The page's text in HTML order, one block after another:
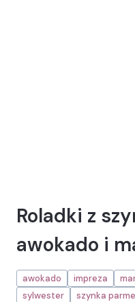
Roladki z
awokado i
awokado impreza
sylwester
szynka